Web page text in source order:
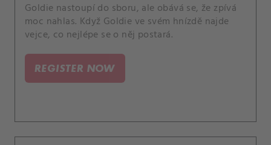
Goldie nastoupí do sboru, ale obává se, že zpívá
moc nahlas. Když Goldie ve svém hnízdě najde
vejce, co nejlépe se o něj postará.
REGISTER NOW